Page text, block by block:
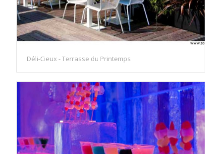
Déli-Cieux - Terrasse du Printemps